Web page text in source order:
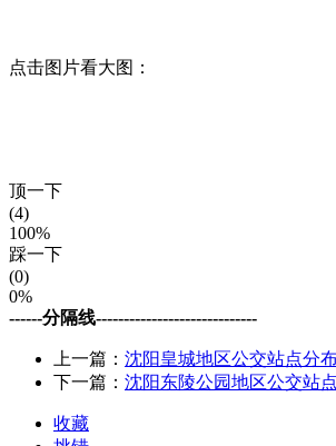
点击图片看大图：
顶一下
(4)
100%
踩一下
(0)
0%
------分隔线-----------------------------
上一篇： 沈阳皇城地区公交站点分
下一篇： 沈阳东陵公园地区公交站
收藏